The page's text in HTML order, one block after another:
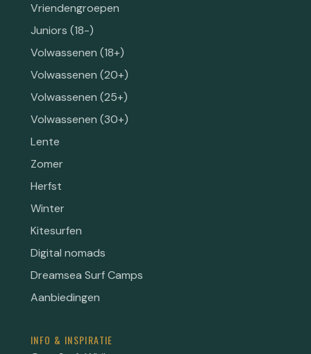
Vriendengroepen
Juniors (18-)
Volwassenen (18+)
Volwassenen (20+)
Volwassenen (25+)
Volwassenen (30+)
Lente
Zomer
Herfst
Winter
Kitesurfen
Digital nomads
Dreamsea Surf Camps
Aanbiedingen
INFO & INSPIRATIE